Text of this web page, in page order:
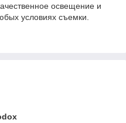
освещение и
условиях съемки.